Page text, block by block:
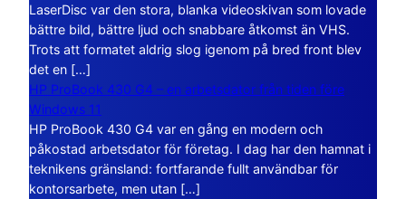
LaserDisc var den stora, blanka videoskivan som lovade
bättre bild, bättre ljud och snabbare åtkomst än VHS.
Trots att formatet aldrig slog igenom på bred front blev
det en […]
HP ProBook 430 G4 – en arbetsdator från tiden före
Windows 11
HP ProBook 430 G4 var en gång en modern och
påkostad arbetsdator för företag. I dag har den hamnat i
teknikens gränsland: fortfarande fullt användbar för
kontorsarbete, men utan […]